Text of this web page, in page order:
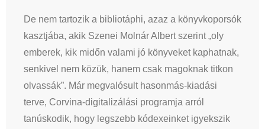
De nem tartozik a bibliotáphi, azaz a könyvkoporsók
kasztjába, akik Szenei Molnár Albert szerint „oly
emberek, kik midőn valami jó könyveket kaphatnak,
senkivel nem közük, hanem csak magoknak titkon
olvassák”. Már megvalósult hasonmás-kiadási
terve, Corvina-digitalizálási programja arról
tanúskodik, hogy legszebb kódexeinket igyekszik